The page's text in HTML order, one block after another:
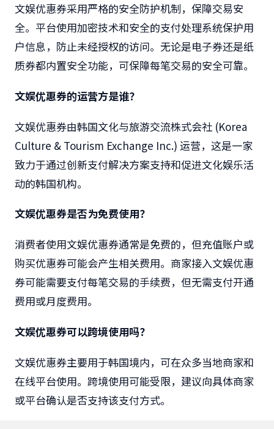
文娱优惠券采用严格的安全防护机制，保障交易安
全。平台使用加密技术和安全的支付处理系统保护用
户信息，防止未经授权的访问。无论是电子券还是纸
质券都内置安全功能，可保障每笔交易的安全可靠。
文娱优惠券的运营方是谁？
文娱优惠券由韩国文化与旅游交流株式会社 (Korea
Culture & Tourism Exchange Inc.) 运营，这是一家
致力于通过创新支付解决方案支持和促进文化娱乐活
动的韩国机构。
文娱优惠券是否为免费使用？
消费者使用文娱优惠券通常是免费的，但充值账户或
购买优惠券可能会产生相关费用。商家接入文娱优惠
券可能需要支付每笔交易的手续费，但无需支付开通
费用或月度费用。
文娱优惠券可以跨境使用吗？
文娱优惠券主要用于韩国境内，可在众多当地商家和
在线平台使用。跨境使用可能受限，建议向具体商家
或平台确认是否支持该支付方式。